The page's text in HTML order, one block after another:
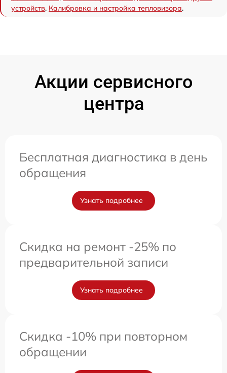
устройств, Калибровка и настройка тепловизора.
Акции сервисного
центра
Бесплатная диагностика в день
обращения
Узнать подробнее
Скидка на ремонт -25% по
предварительной записи
Узнать подробнее
Скидка -10% при повторном
обращении